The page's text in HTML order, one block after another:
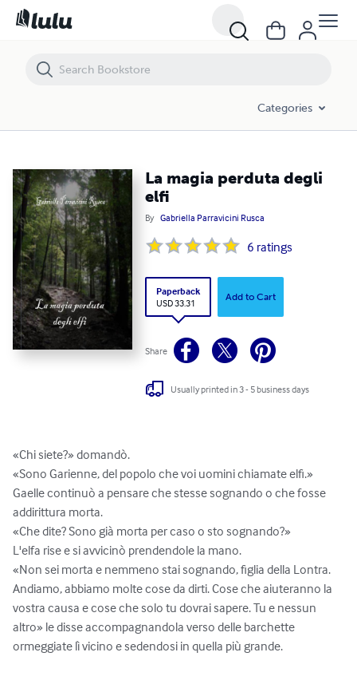
Categories
La magia perduta degli
elfi
By Gabriella Parravicini Rusca
6 ratings
Paperback
USD 33.31
Add to Cart
Share
Usually printed in 3 - 5 business days
«Chi siete?» domandò.
«Sono Garienne, del popolo che voi uomini chiamate elfi.»
Gaelle continuò a pensare che stesse sognando o che fosse
addirittura morta.
«Che dite? Sono già morta per caso o sto sognando?»
L'elfa rise e si avvicinò prendendole la mano.
«Non sei morta e nemmeno stai sognando, figlia della Lontra.
Andiamo, abbiamo molte cose da dirti. Cose che aiuteranno la
vostra causa e cose che solo tu dovrai sapere. Tu e nessun
altro» le disse accompagnandola verso delle barchette
ormeggiate lì vicino e sedendosi in quella più grande.
La magia perduta degli elfi